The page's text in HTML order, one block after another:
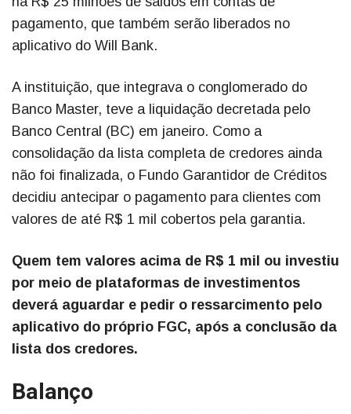
pagamento, que também serão liberados no
aplicativo do Will Bank.
A instituição, que integrava o conglomerado do
Banco Master, teve a liquidação decretada pelo
Banco Central (BC) em janeiro. Como a
consolidação da lista completa de credores ainda
não foi finalizada, o Fundo Garantidor de Créditos
decidiu antecipar o pagamento para clientes com
valores de até R$ 1 mil cobertos pela garantia.
Quem tem valores acima de R$ 1 mil ou investiu
por meio de plataformas de investimentos
deverá aguardar e pedir o ressarcimento pelo
aplicativo do próprio FGC, após a conclusão da
lista dos credores.
Balanço